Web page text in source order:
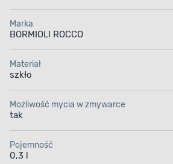
Marka
BORMIOLI ROCCO
Materiał
szkło
Możliwość mycia w zmywarce
tak
Pojemność
0,3 l